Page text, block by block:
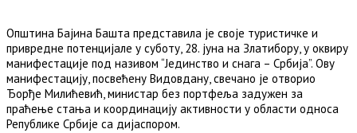
Општина Бајина Башта представила је своје туристичке и
привредне потенцијале у суботу, 28. јуна на Златибору, у оквиру
манифестације под називом “Јединство и снага – Србија”. Ову
манифестацију, посвећену Видовдану, свечано је отворио
Ђорђе Милићевић, министар без портфеља задужен за
праћење стања и координацију активности у области односа
Републике Србије са дијаспором.